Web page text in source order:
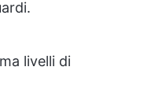
livelli di